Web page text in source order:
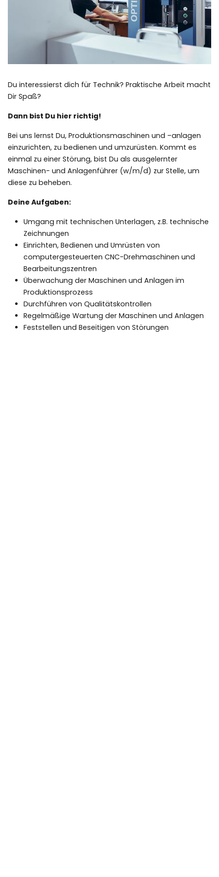
Du interessierst dich für Technik? Praktische Arbeit macht
Dir Spaß?
Dann bist Du hier richtig!
Bei uns lernst Du, Produktionsmaschinen und –anlagen
einzurichten, zu bedienen und umzurüsten. Kommt es
einmal zu einer Störung, bist Du als ausgelernter
Maschinen- und Anlagenführer (w/m/d) zur Stelle, um
diese zu beheben.
Deine Aufgaben:
Umgang mit technischen Unterlagen, z.B. technische
Zeichnungen
Einrichten, Bedienen und Umrüsten von
computergesteuerten CNC-Drehmaschinen und
Bearbeitungszentren
Überwachung der Maschinen und Anlagen im
Produktionsprozess
Durchführen von Qualitätskontrollen
Regelmäßige Wartung der Maschinen und Anlagen
Feststellen und Beseitigen von Störungen